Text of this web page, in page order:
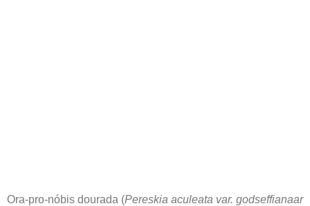
Ora-pro-nóbis dourada (Pereskia aculeata var. godseffianaar